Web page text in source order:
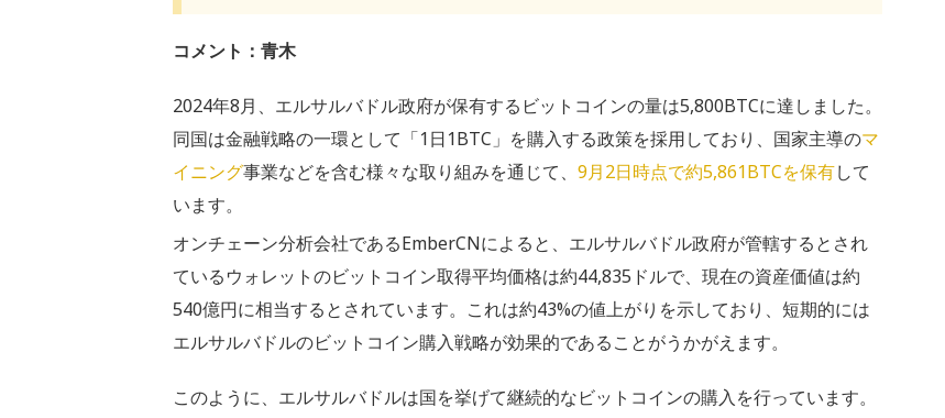
コメント：青木
2024年8月、エルサルバドル政府が保有するビットコインの量は5,800BTCに達しました。
同国は金融戦略の一環として「1日1BTC」を購入する政策を採用しており、国家主導のマ
イニング事業などを含む様々な取り組みを通じて、 9月2日時点で約5,861BTCを保有して
います。
オンチェーン分析会社であるEmberCNによると、エルサルバドル政府が管轄するとされ
ているウォレットのビットコイン取得平均価格は約44,835ドルで、現在の資産価値は約
540億円に相当するとされています。これは約43%の値上がりを示しており、短期的には
エルサルバドルのビットコイン購入戦略が効果的であることがうかがえます。
このように、エルサルバドルは国を挙げて継続的なビットコインの購入を行っています。